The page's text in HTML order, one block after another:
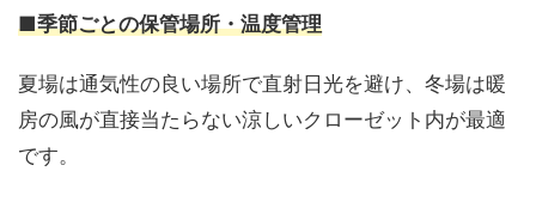
■季節ごとの保管場所・温度管理
夏場は通気性の良い場所で直射日光を避け、冬場は暖
房の風が直接当たらない涼しいクローゼット内が最適
です。